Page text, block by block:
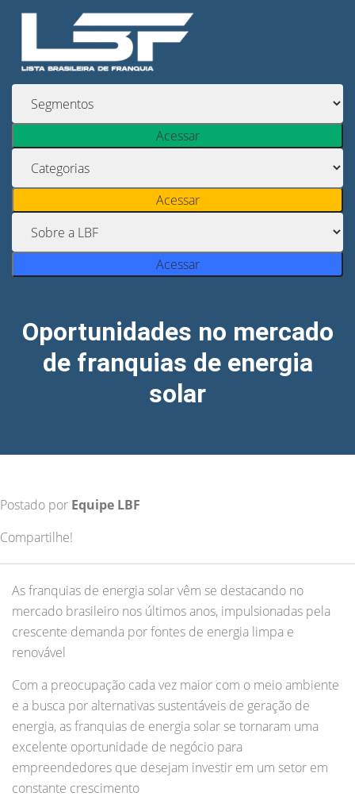
Acessar
Acessar
Acessar
Oportunidades no mercado
de franquias de energia
solar
Postado por Equipe LBF
Compartilhe!
As franquias de energia solar vêm se destacando no
mercado brasileiro nos últimos anos, impulsionadas pela
crescente demanda por fontes de energia limpa e
renovável
Com a preocupação cada vez maior com o meio ambiente
e a busca por alternativas sustentáveis de geração de
energia, as franquias de energia solar se tornaram uma
excelente oportunidade de negócio para
empreendedores que desejam investir em um setor em
constante crescimento